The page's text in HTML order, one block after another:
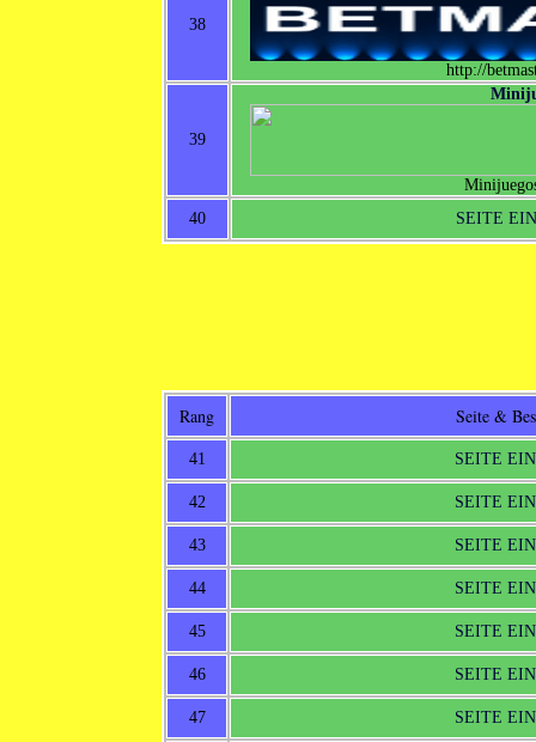
38
http://
39
40
SEITE
Rang Seite &
41 SEITE
42 SEITE
43 SEITE
44 SEITE
45 SEITE
46 SEITE
47 SEITE